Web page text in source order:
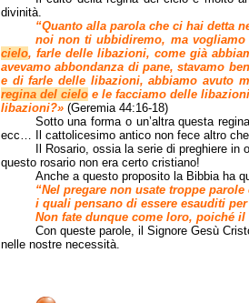
divinità.
“Quanto alla parola che ci hai detta
noi non ti ubbidiremo, ma vogliamo
cielo, farle delle libazioni, come già
avevamo abbondanza di pane, stavamo
e di farle delle libazioni, abbiamo avuto
regina del cielo e le facciamo delle
libazioni?» (Geremia 44:16-18)
Sotto una forma o un’altra questa
ecc… Il cattolicesimo antico non fece altro
Il Rosario, ossia la serie di preghiere
questo rosario non era certo cristiano!
Anche a questo proposito la Bibbia ha
“Nel pregare non usate troppe
i quali pensano di essere esauditi
Non fate dunque come loro, poiché
Con queste parole, il Signore Gesù
nelle nostre necessità.